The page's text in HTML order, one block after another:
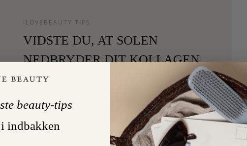
ILOVEBEAUTY TIPS
VIDSTE DU, AT SOLEN
NEDBRYDER DIT KOLLAGEN
20% HURTIGERE END
NORMALT?
Jo, den er god nok. Ikke nok med at solen giver
pigmentforandringer og det, der er værre, hvis…
beauty-tips
indbakken